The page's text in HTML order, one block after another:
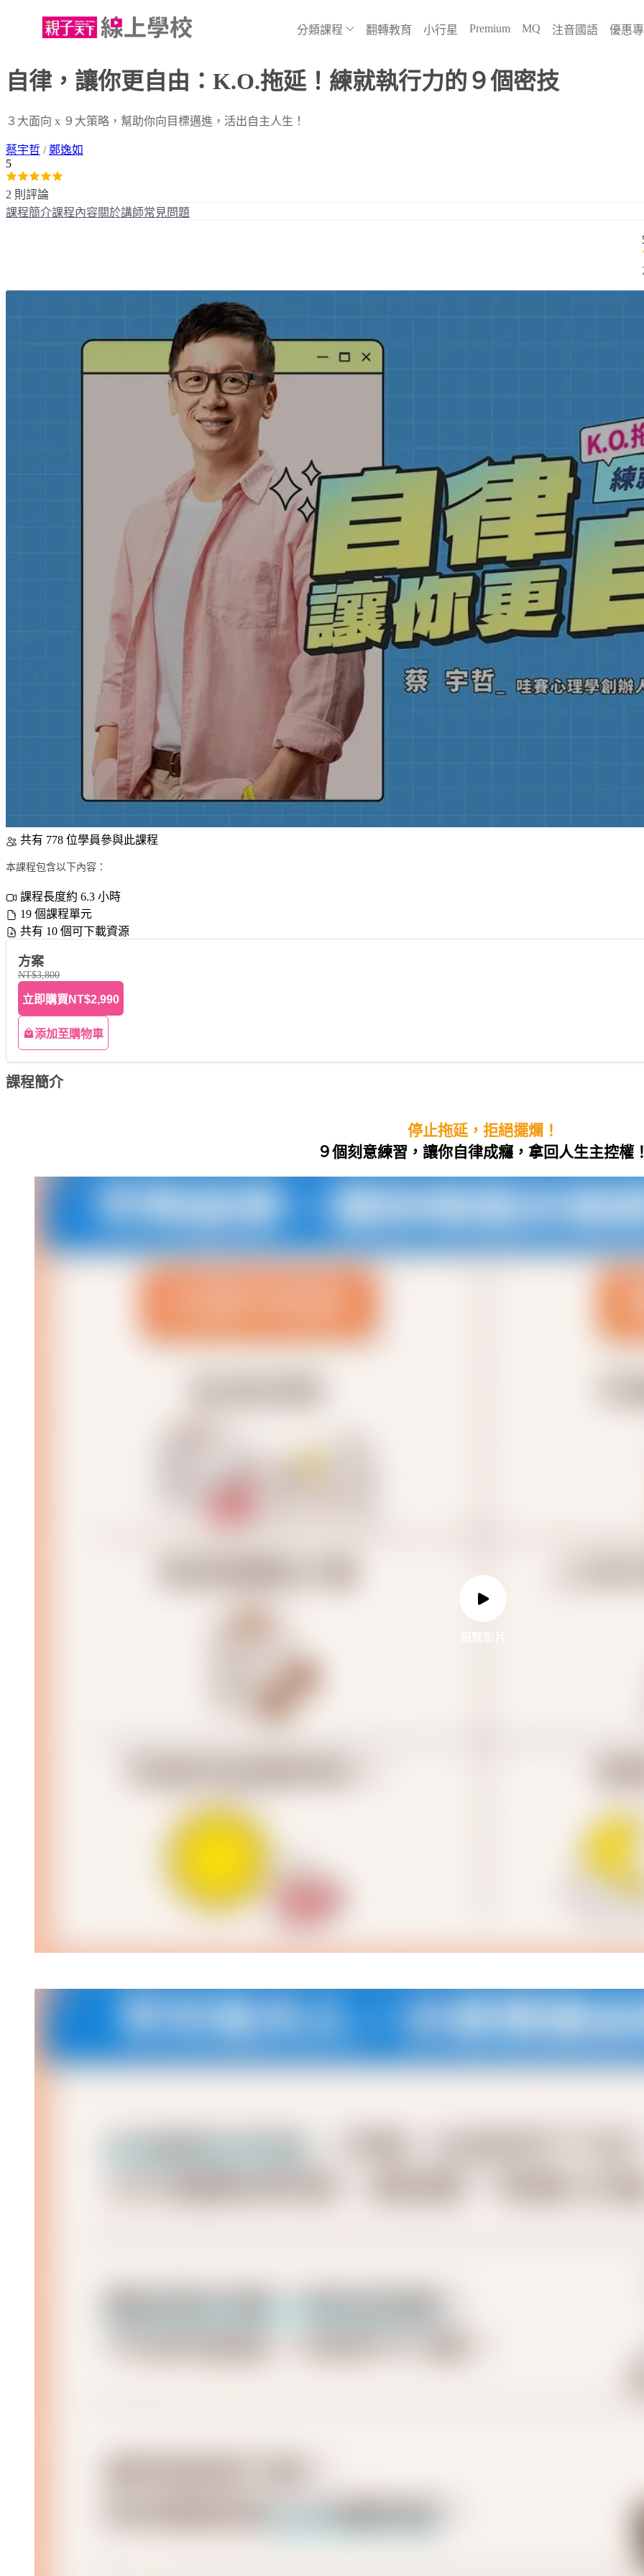
分類課程 翻轉教育 小行星 Premium MQ 注音國語 優惠
自律，讓你更自由：K.O.拖延！練就執行力的９個密技
３大面向 x ９大策略，幫助你向目標邁進，活出自主人生！
蔡宇哲 /鄭逸如
5
2 則評論
課程簡介課程內容關於講師常見問題
預覽影片
共有 778 位學員參與此課程
本課程包含以下內容：
課程長度約 6.3 小時
19 個課程單元
共有 10 個可下載資源
方案
NT$3,800
立即購買 NT$2,990
添加至購物車
課程簡介
停止拖延，拒絕擺爛！
９個刻意練習，讓你自律成癮，拿回人生主控權
預覽影片